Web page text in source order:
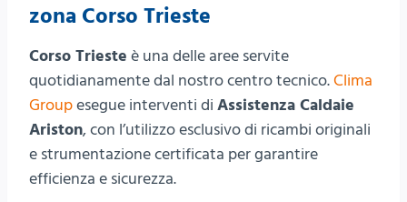
zona Corso Trieste
Corso Trieste è una delle aree servite
quotidianamente dal nostro centro tecnico.Clima
Groupesegue interventi di Assistenza Caldaie
Ariston, con l’utilizzo esclusivo di ricambi originali
e strumentazione certificata per garantire
efficienza e sicurezza.